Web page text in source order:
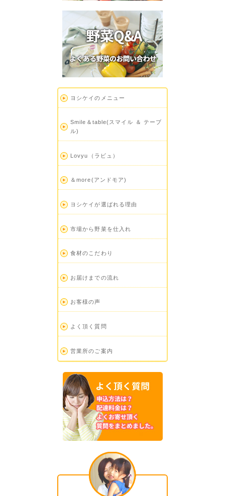
ヨシケイのメニュー
Smile＆table(スマイル ＆ テーブ
ル)
Lovyu（ラビュ）
＆more(アンドモア)
ヨシケイが選ばれる理由
市場から野菜を仕入れ
食材のこだわり
お届けまでの流れ
お客様の声
よく頂く質問
営業所のご案内